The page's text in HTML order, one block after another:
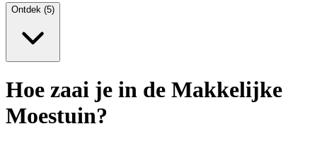
Ontdek (5)
Hoe zaai je in de Makkelijke
Moestuin?